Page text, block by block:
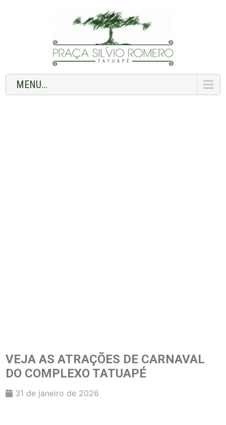
MENU...
VEJA AS ATRAÇÕES DE CARNAVAL
DO COMPLEXO TATUAPÉ
31 de janeiro de 2026